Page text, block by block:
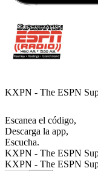
KXPN - The ESPN
Escanea el código,
Descarga la app,
Escucha.
KXPN - The ESPN
KXPN - The ESPN